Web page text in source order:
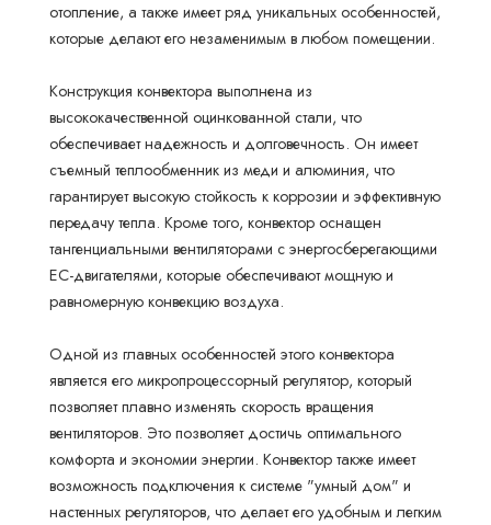
отопление, а также имеет ряд уникальных особенностей,
которые делают его незаменимым в любом помещении.
Конструкция конвектора выполнена из
высококачественной оцинкованной стали, что
обеспечивает надежность и долговечность. Он имеет
съемный теплообменник из меди и алюминия, что
гарантирует высокую стойкость к коррозии и эффективную
передачу тепла. Кроме того, конвектор оснащен
тангенциальными вентиляторами с энергосберегающими
EC-двигателями, которые обеспечивают мощную и
равномерную конвекцию воздуха.
Одной из главных особенностей этого конвектора
является его микропроцессорный регулятор, который
позволяет плавно изменять скорость вращения
вентиляторов. Это позволяет достичь оптимального
комфорта и экономии энергии. Конвектор также имеет
возможность подключения к системе "умный дом" и
настенных регуляторов, что делает его удобным и легким